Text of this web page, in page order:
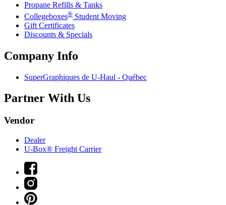
Propane Refills & Tanks
Collegeboxes® Student Moving
Gift Certificates
Discounts & Specials
Company Info
SuperGraphiques de U-Haul - Québec
Partner With Us
Vendor
Dealer
U-Box® Freight Carrier